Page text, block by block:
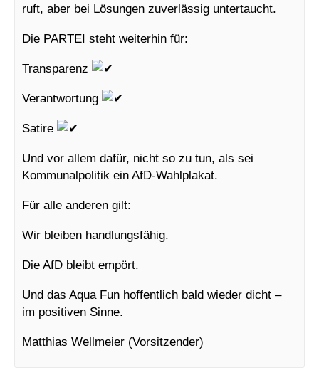
ruft, aber bei Lösungen zuverlässig untertaucht.
Die PARTEI steht weiterhin für:
Transparenz
Verantwortung
Satire
Und vor allem dafür, nicht so zu tun, als sei
Kommunalpolitik ein AfD-Wahlplakat.
Für alle anderen gilt:
Wir bleiben handlungsfähig.
Die AfD bleibt empört.
Und das Aqua Fun hoffentlich bald wieder dicht –
im positiven Sinne.
Matthias Wellmeier (Vorsitzender)